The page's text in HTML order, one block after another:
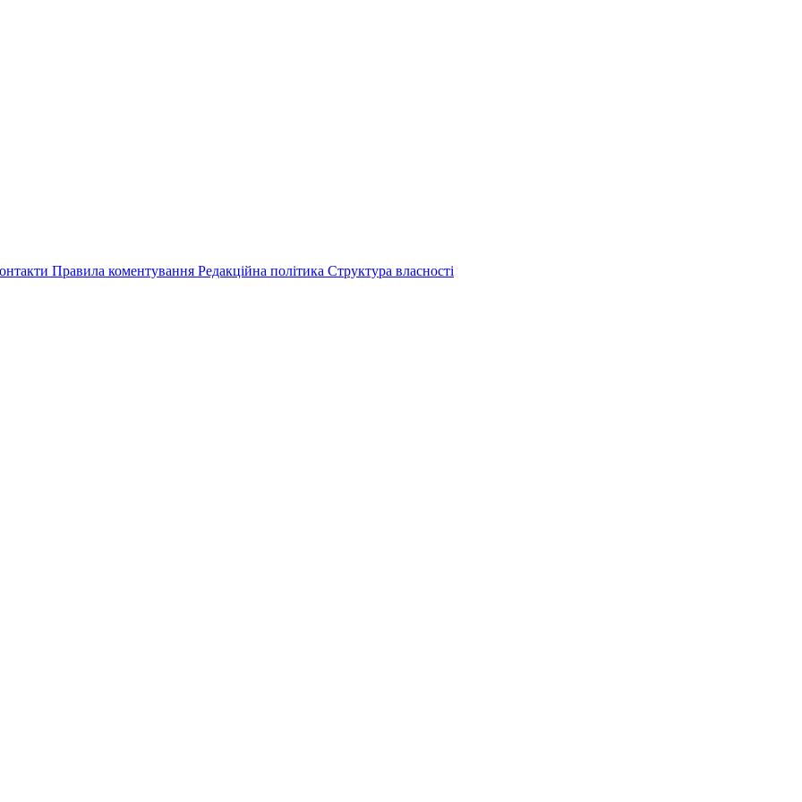
Правила коментування Редакційна політика Структура власності